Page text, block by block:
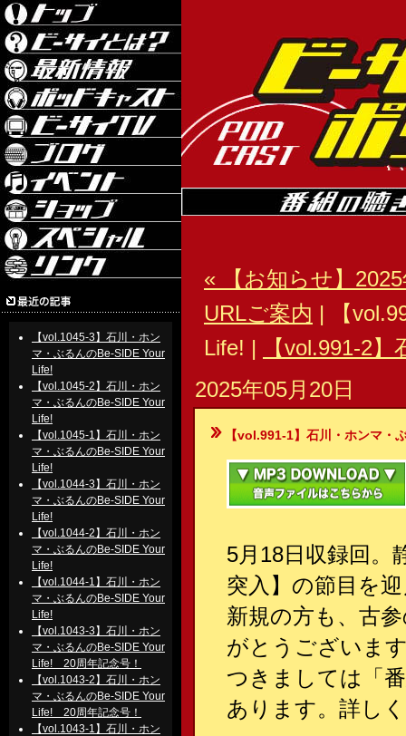
【vol.1045-3】石川・ホン
マ・ぶるんのBe-SIDE Your
Life!
【vol.1045-2】石川・ホン
マ・ぶるんのBe-SIDE Your
Life!
【vol.1045-1】石川・ホン
マ・ぶるんのBe-SIDE Your
Life!
【vol.1044-3】石川・ホン
マ・ぶるんのBe-SIDE Your
Life!
【vol.1044-2】石川・ホン
マ・ぶるんのBe-SIDE Your
Life!
【vol.1044-1】石川・ホン
マ・ぶるんのBe-SIDE Your
Life!
【vol.1043-3】石川・ホン
マ・ぶるんのBe-SIDE Your
Life! 20周年記念号！
【vol.1043-2】石川・ホン
マ・ぶるんのBe-SIDE Your
Life! 20周年記念号！
【vol.1043-1】石川・ホン
« 【お知らせ】
URLご案内 | 【
Life! |
【vol.991-2
2025年05月20日
【vol.991-1】石川・ホンマ・
5月18日収録回。
突入】の節目を
新規の方も、古
がとうございま
つきましては「
あります。詳し